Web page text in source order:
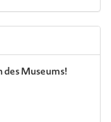
des Museums!